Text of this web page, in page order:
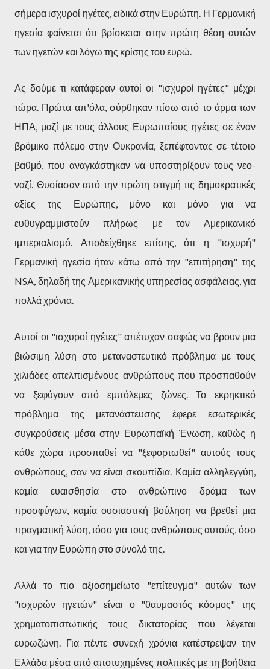
σήμερα ισχυροί ηγέτες, ειδικά στην Ευρώπη. Η Γερμανική
ηγεσία φαίνεται ότι βρίσκεται στην πρώτη θέση αυτών
των ηγετών και λόγω της κρίσης του ευρώ.
Ας δούμε τι κατάφεραν αυτοί οι "ισχυροί ηγέτες" μέχρι
τώρα. Πρώτα απ'όλα, σύρθηκαν πίσω από το άρμα των
ΗΠΑ, μαζί με τους άλλους Ευρωπαίους ηγέτες σε έναν
βρόμικο πόλεμο στην Ουκρανία, ξεπέφτοντας σε τέτοιο
βαθμό, που αναγκάστηκαν να υποστηρίξουν τους νεο-
ναζί. Θυσίασαν από την πρώτη στιγμή τις δημοκρατικές
αξίες της Ευρώπης, μόνο και μόνο για να
ευθυγραμμιστούν πλήρως με τον Αμερικανικό
ιμπεριαλισμό. Αποδείχθηκε επίσης, ότι η "ισχυρή"
Γερμανική ηγεσία ήταν κάτω από την "επιτήρηση" της
NSA, δηλαδή της Αμερικανικής υπηρεσίας ασφάλειας, για
πολλά χρόνια.
Αυτοί οι "ισχυροί ηγέτες" απέτυχαν σαφώς να βρουν μια
βιώσιμη λύση στο μεταναστευτικό πρόβλημα με τους
χιλιάδες απελπισμένους ανθρώπους που προσπαθούν
να ξεφύγουν από εμπόλεμες ζώνες. Το εκρηκτικό
πρόβλημα της μετανάστευσης έφερε εσωτερικές
συγκρούσεις μέσα στην Ευρωπαϊκή Ένωση, καθώς η
κάθε χώρα προσπαθεί να "ξεφορτωθεί" αυτούς τους
ανθρώπους, σαν να είναι σκουπίδια. Καμία αλληλεγγύη,
καμία ευαισθησία στο ανθρώπινο δράμα των
προσφύγων, καμία ουσιαστική βούληση να βρεθεί μια
πραγματική λύση, τόσο για τους ανθρώπους αυτούς, όσο
και για την Ευρώπη στο σύνολό της.
Αλλά το πιο αξιοσημείωτο "επίτευγμα" αυτών των
"ισχυρών ηγετών" είναι ο "θαυμαστός κόσμος" της
χρηματοπιστωτικής τους δικτατορίας που λέγεται
ευρωζώνη. Για πέντε συνεχή χρόνια κατέστρεψαν την
Ελλάδα μέσα από αποτυχημένες πολιτικές με τη βοήθεια